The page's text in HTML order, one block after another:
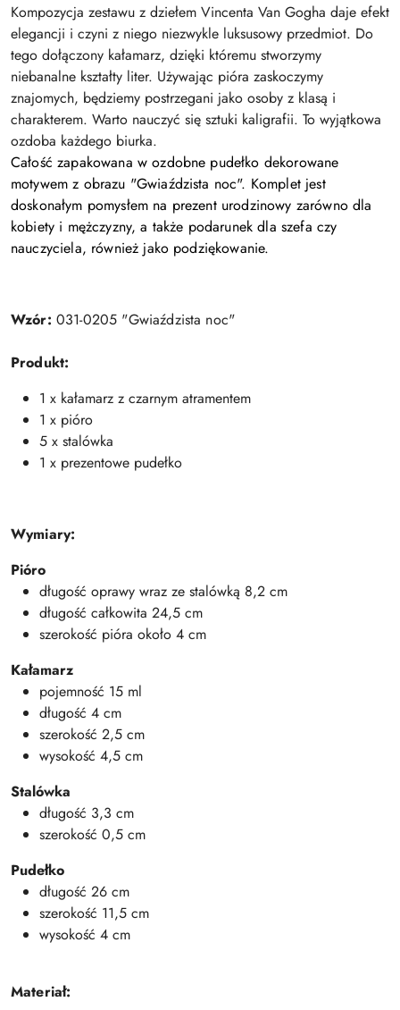
Kompozycja zestawu z dziełem Vincenta Van Gogha daje efekt
elegancji i czyni z niego niezwykle luksusowy przedmiot. Do
tego dołączony kałamarz, dzięki któremu stworzymy
niebanalne kształty liter. Używając pióra zaskoczymy
znajomych, będziemy postrzegani jako osoby z klasą i
charakterem. Warto nauczyć się sztuki kaligrafii. To wyjątkowa
ozdoba każdego biurka.
Całość zapakowana w ozdobne pudełko dekorowane
motywem z obrazu "Gwiaździsta noc". Komplet jest
doskonałym pomysłem na prezent urodzinowy zarówno dla
kobiety i mężczyzny, a także podarunek dla szefa czy
nauczyciela, również jako podziękowanie.
Wzór: 031-0205 "Gwiaździsta noc"
Produkt:
1 x kałamarz z czarnym atramentem
1 x pióro
5 x stalówka
1 x prezentowe pudełko
Wymiary:
Pióro
długość oprawy wraz ze stalówką 8,2 cm
długość całkowita 24,5 cm
szerokość pióra około 4 cm
Kałamarz
pojemność 15 ml
długość 4 cm
szerokość 2,5 cm
wysokość 4,5 cm
Stalówka
długość 3,3 cm
szerokość 0,5 cm
Pudełko
długość 26 cm
szerokość 11,5 cm
wysokość 4 cm
Materiał: